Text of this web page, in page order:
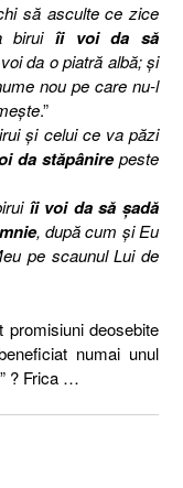
să asculte ce zice
birui îi voi da să
da o piatră albă; şi
nou pe care nu-l
.”
şi celui ce va păzi
da stăpânirepeste
îi voi da să şadă
, după cum şi Eu
pe scaunul Lui de
deosebite
numai unul
? Frica …